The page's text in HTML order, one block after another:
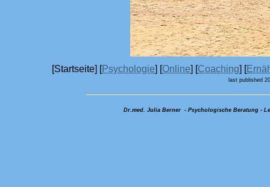
[Startseite] [Psychologie] [Online] [Coaching] [
last published
Dr.med. Julia Berner - Psychologische Beratung -